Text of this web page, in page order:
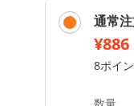
通常
¥886
8ポイ